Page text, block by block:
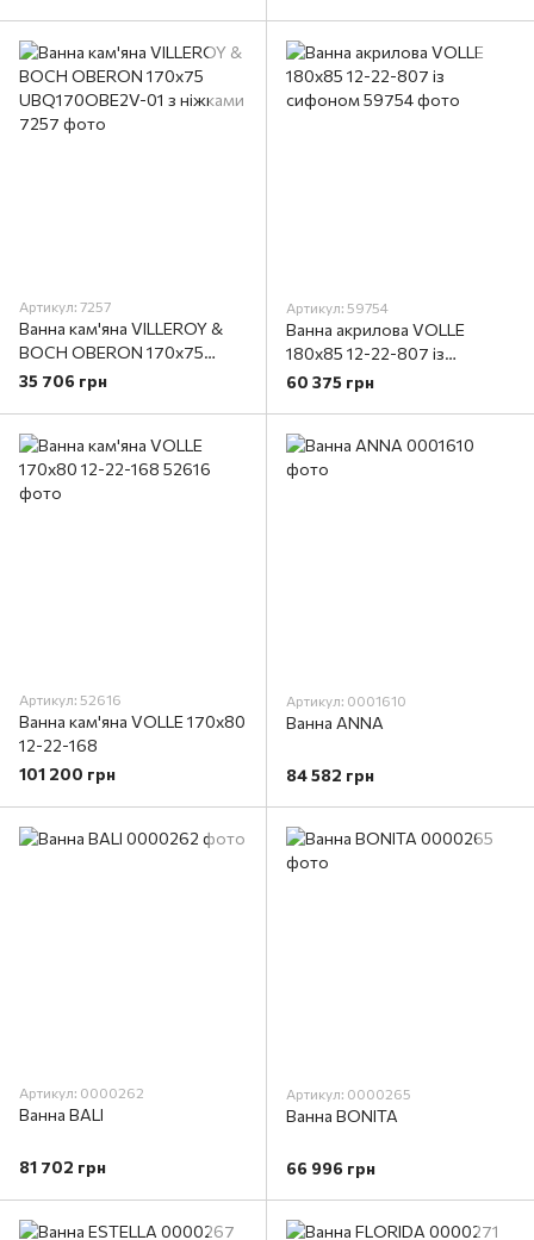
Артикул: 7257
Ванна кам'яна VILLEROY &
BOCH OBERON 170x75
UBQ170OBE2V-01 з ніжками
35 706 грн
Артикул: 59754
Ванна акрилова VOLLE
180x85 12-22-807 із
сифоном
60 375 грн
Артикул: 52616
Ванна кам'яна VOLLE 170x80
12-22-168
101 200 грн
Артикул: 0001610
Ванна ANNA
84 582 грн
Артикул: 0000262
Ванна BALI
81 702 грн
Артикул: 0000265
Ванна BONITA
66 996 грн